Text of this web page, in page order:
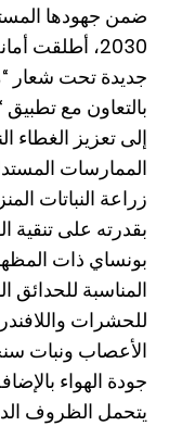
ضمن جهودها
2030، أطلقت
جديدة تحت شعار
بالتعاون مع
إلى تعزيز الغطاء
الممارسات
زراعة النباتات
بقدرته على تنقية
بونساي ذات
المناسبة للحدائق
للحشرات
الأعصاب ونبات
جودة الهواء
يتحمل الظروف